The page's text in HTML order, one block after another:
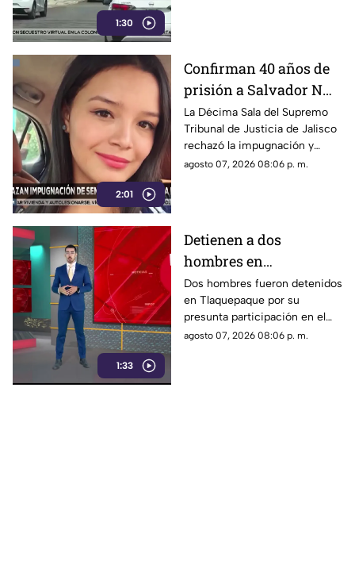
1:30
2:01
Confirman 40 años de
prisión a Salvador N
por el feminicidio de
Isis Urteaga
La Décima Sala del Supremo
Tribunal de Justicia de Jalisco
rechazó la impugnación y
confirmó la sentencia contra
agosto 07, 2026 08:06 p. m.
1:33
Detienen a dos
hombres en
Tlaquepaque por
presunto abuso y
maltrato animal contra
una perrita
Dos hombres fueron detenidos
en Tlaquepaque por su
presunta participación en el
abuso y maltrato de una
agosto 07, 2026 08:06 p. m.